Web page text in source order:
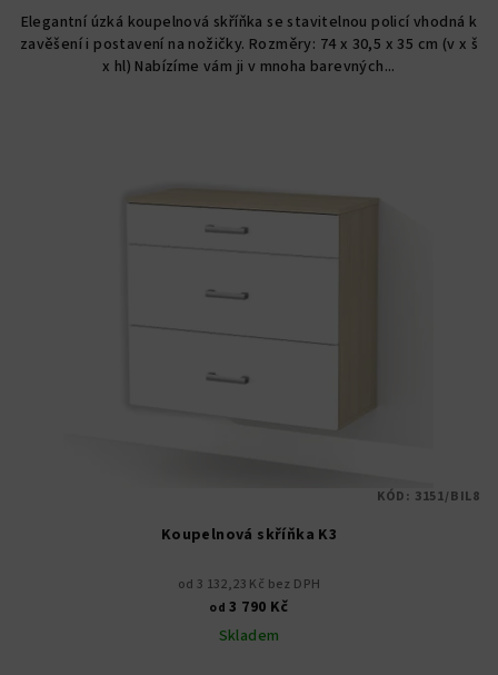
z
5
hvězdiček.
Elegantní úzká koupelnová skříňka se stavitelnou policí vhodná k
zavěšení i postavení na nožičky. Rozměry: 74 x 30,5 x 35 cm (v x š
x hl) Nabízíme vám ji v mnoha barevných...
Koupelnová skříňka K3
od 3 132,23 Kč bez DPH
od 3 790 Kč
Skladem
KÓD: 3151/BIL8